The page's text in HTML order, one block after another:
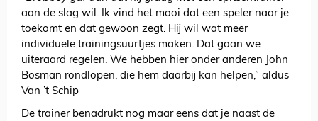
aan de slag wil. Ik vind het mooi dat een speler naar je
toekomt en dat gewoon zegt. Hij wil wat meer
individuele trainingsuurtjes maken. Dat gaan we
uiteraard regelen. We hebben hier onder anderen John
Bosman rondlopen, die hem daarbij kan helpen,” aldus
Van ’t Schip
De trainer benadrukt nog maar eens dat je naast de